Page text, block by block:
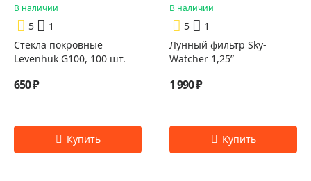
В наличии
5
1
Стекла покровные
Levenhuk G100, 100 шт.
650 ₽
В наличии
5
1
Лунный фильтр Sky-
Watcher 1,25”
1 990 ₽